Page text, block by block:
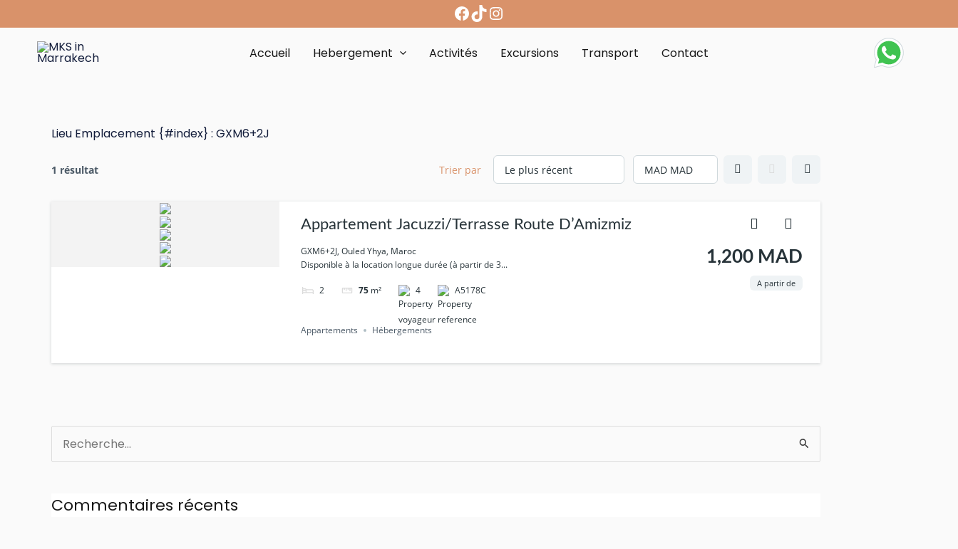
au
contenu
Accueil Hebergement Activités Excursions Transport Contact
Lieu Emplacement {#index} : GXM6+2J
1 résultat Trier par
Appartement Jacuzzi/Terrasse Route D’Amizmiz
GXM6+2J, Ouled Yhya, Maroc
Disponible à la location longue durée (à partir de 3...
2 75 m² 4 A5178C
1,200 MAD
A partir de
Appartements Hébergements
Rechercher :
Commentaires récents